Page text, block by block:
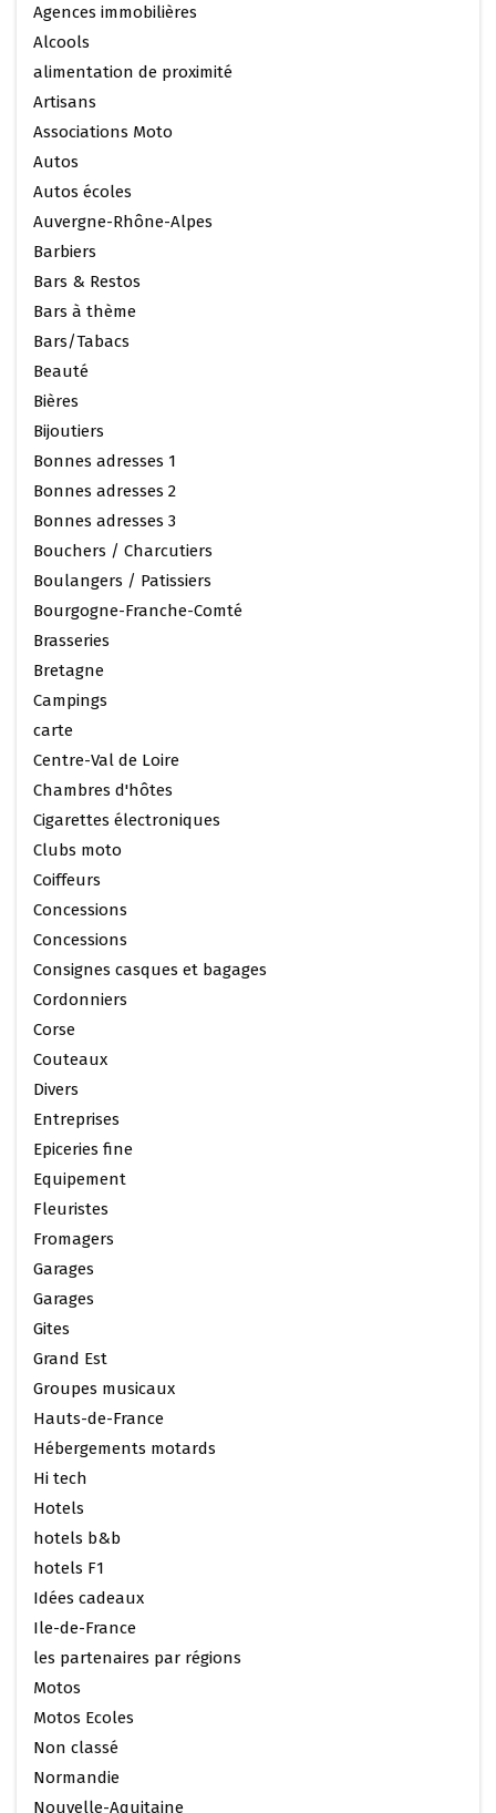
Agences immobilières
Alcools
alimentation de proximité
Artisans
Associations Moto
Autos
Autos écoles
Auvergne-Rhône-Alpes
Barbiers
Bars & Restos
Bars à thème
Bars/Tabacs
Beauté
Bières
Bijoutiers
Bonnes adresses 1
Bonnes adresses 2
Bonnes adresses 3
Bouchers / Charcutiers
Boulangers / Patissiers
Bourgogne-Franche-Comté
Brasseries
Bretagne
Campings
carte
Centre-Val de Loire
Chambres d'hôtes
Cigarettes électroniques
Clubs moto
Coiffeurs
Concessions
Concessions
Consignes casques et bagages
Cordonniers
Corse
Couteaux
Divers
Entreprises
Epiceries fine
Equipement
Fleuristes
Fromagers
Garages
Garages
Gites
Grand Est
Groupes musicaux
Hauts-de-France
Hébergements motards
Hi tech
Hotels
hotels b&b
hotels F1
Idées cadeaux
Ile-de-France
les partenaires par régions
Motos
Motos Ecoles
Non classé
Normandie
Nouvelle-Aquitaine